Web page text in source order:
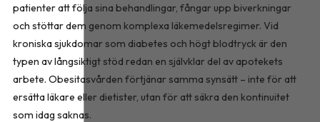
patienter att följa sina behandlingar, fångar upp biverkningar
och stöttar dem genom komplexa läkemedelsregimer. Vid
kroniska sjukdomar som diabetes och högt blodtryck är den
typen av långsiktigt stöd redan en självklar del av apotekets
arbete. Obesitasvården förtjänar samma synsätt – inte för att
ersätta läkare eller dietister, utan för att säkra den kontinuitet
som idag saknas.